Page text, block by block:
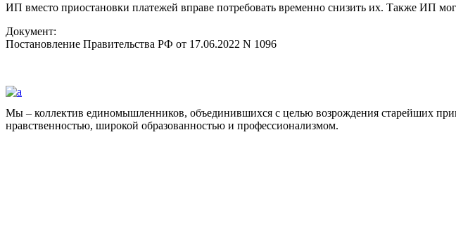
ИП вместо приостановки платежей вправе потребовать временно снизить их. Также ИП
Документ:
Постановление Правительства РФ от 17.06.2022 N 1096
Мы – коллектив единомышленников, объединившихся с целью возрождения старейших
нравственностью, широкой образованностью и профессионализмом.